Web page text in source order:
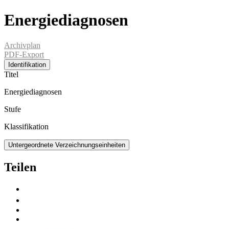
Energiediagnosen
Archivplan
PDF-Export
Identifikation
Titel
Energiediagnosen
Stufe
Klassifikation
Untergeordnete Verzeichnungseinheiten
Teilen